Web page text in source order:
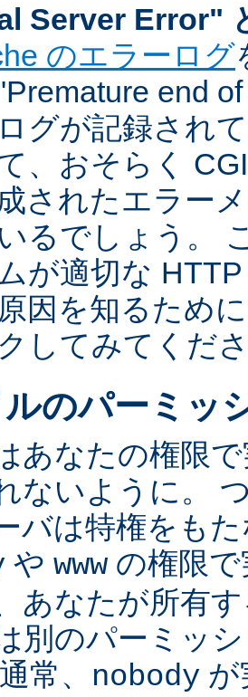
Server Error"
のエラーログ
end
グが記録され
、おそらく
されたエラー
るでしょう。
が適切な
因を知るため
してみてくだ
のパーミッ
あなたの権限
ないように。
バは特権をも
や www の権限
あなたが所有
別のパーミッ
常、 nobody が